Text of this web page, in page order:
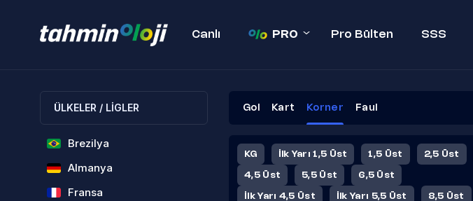
Canlı PRO Pro Bülten SSS
ÜLKELER / LİGLER
Brezilya
Almanya
Fransa
Gol Kart Korner Faul
KG İlk Yarı 1,5 Üst 1,5 Üst 2,5 Üst
4,5 Üst 5,5 Üst 6,5 Üst
İlk Yarı 4,5 Üst İlk Yarı 5,5 Üst 8,5 Üst